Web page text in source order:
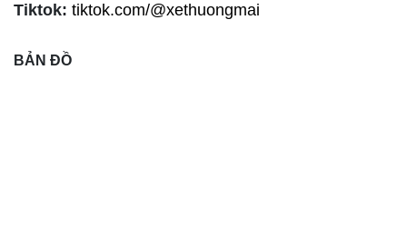
Tiktok: tiktok.com/@xethuongmai
BẢN ĐỒ